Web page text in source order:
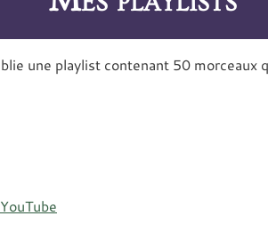
une playlist contenant 50 morceaux